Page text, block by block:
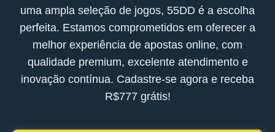
uma ampla seleção de jogos, 55DD é a escolha
perfeita. Estamos comprometidos em oferecer a
melhor experiência de apostas online, com
qualidade premium, excelente atendimento e
inovação contínua. Cadastre-se agora e receba
R$777 grátis!